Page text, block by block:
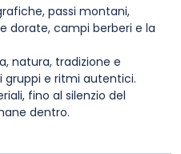
passi montani,
dorate, campi berberi e la
natura, tradizione e
gruppi e ritmi autentici.
fino al silenzio del
dentro.